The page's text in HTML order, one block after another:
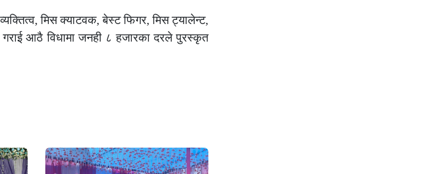
मिस क्याटवक, बेस्ट फिगर, मिस ट्यालेन्ट,
गराई आठै विधामा जनही ८ हजारका दरले पुरस्कृत